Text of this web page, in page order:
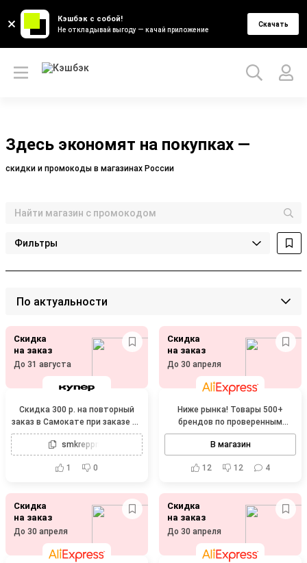
Кэшбэк с собой!
Не откладывай выгоду — качай приложение
Скачать
Здесь экономят на покупках —
скидки и промокоды в магазинах России
Фильтры
Скидка
на заказ
До 31 августа
Скидка 300 р. на повторный
заказ в Самокате при заказе от
1200 р.
smkreppnb
1 0
Скидка
на заказ
До 30 апреля
Ниже рынка! Товары 500+
брендов по проверенным
низким ценам
В магазин
12 12 4
Скидка
на заказ
До 30 апреля
Скидка
на заказ
До 30 апреля